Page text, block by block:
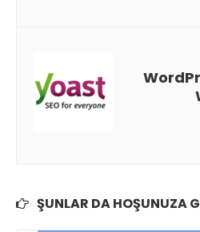
ŞUNLAR DA HOŞUNUZA